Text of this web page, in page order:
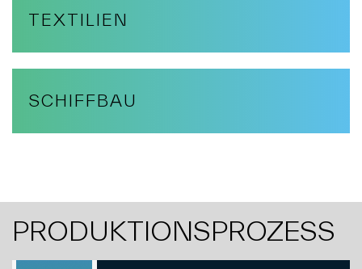
TEXTILIEN
SCHIFFBAU
PRODUKTIONSPROZESS